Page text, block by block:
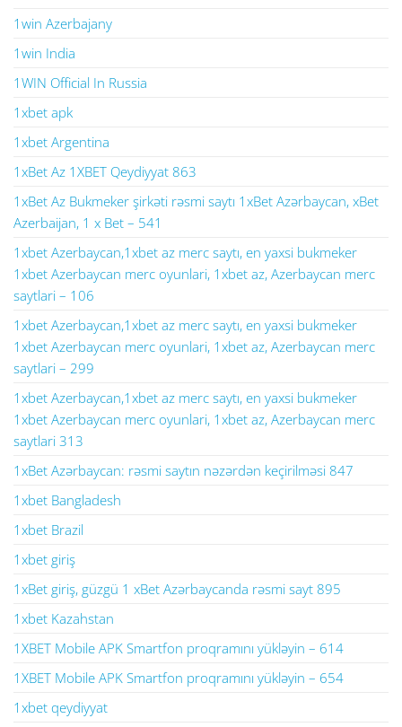
1win Azerbajany
1win India
1WIN Official In Russia
1xbet apk
1xbet Argentina
1xBet Az 1XBET Qeydiyyat 863
1xBet Az Bukmeker şirkəti rəsmi saytı 1xBet Azərbaycan, xBet
Azerbaijan, 1 x Bet – 541
1xbet Azerbaycan,1xbet az merc saytı, en yaxsi bukmeker
1xbet Azerbaycan merc oyunlari, 1xbet az, Azerbaycan merc
saytlari – 106
1xbet Azerbaycan,1xbet az merc saytı, en yaxsi bukmeker
1xbet Azerbaycan merc oyunlari, 1xbet az, Azerbaycan merc
saytlari – 299
1xbet Azerbaycan,1xbet az merc saytı, en yaxsi bukmeker
1xbet Azerbaycan merc oyunlari, 1xbet az, Azerbaycan merc
saytlari 313
1xBet Azərbaycan: rəsmi saytın nəzərdən keçirilməsi 847
1xbet Bangladesh
1xbet Brazil
1xbet giriş
1xBet giriş, güzgü 1 xBet Azərbaycanda rəsmi sayt 895
1xbet Kazahstan
1XBET Mobile APK Smartfon proqramını yükləyin – 614
1XBET Mobile APK Smartfon proqramını yükləyin – 654
1xbet qeydiyyat